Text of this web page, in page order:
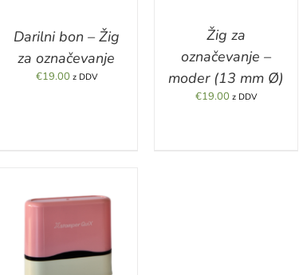
Darilni bon – Žig
za označevanje
€19.00 z DDV
Žig za
označevanje –
moder (13 mm Ø)
€19.00 z DDV